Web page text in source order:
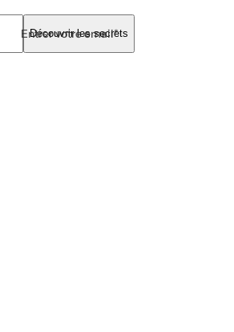
Entrer votre email*
Découvrir les secrets